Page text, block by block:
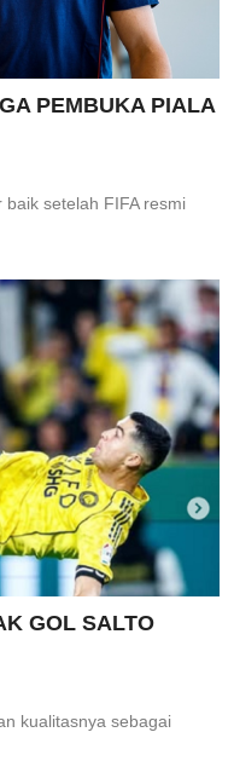
PEMBUKA PIALA
setelah FIFA resmi
GOL SALTO
kualitasnya sebagai